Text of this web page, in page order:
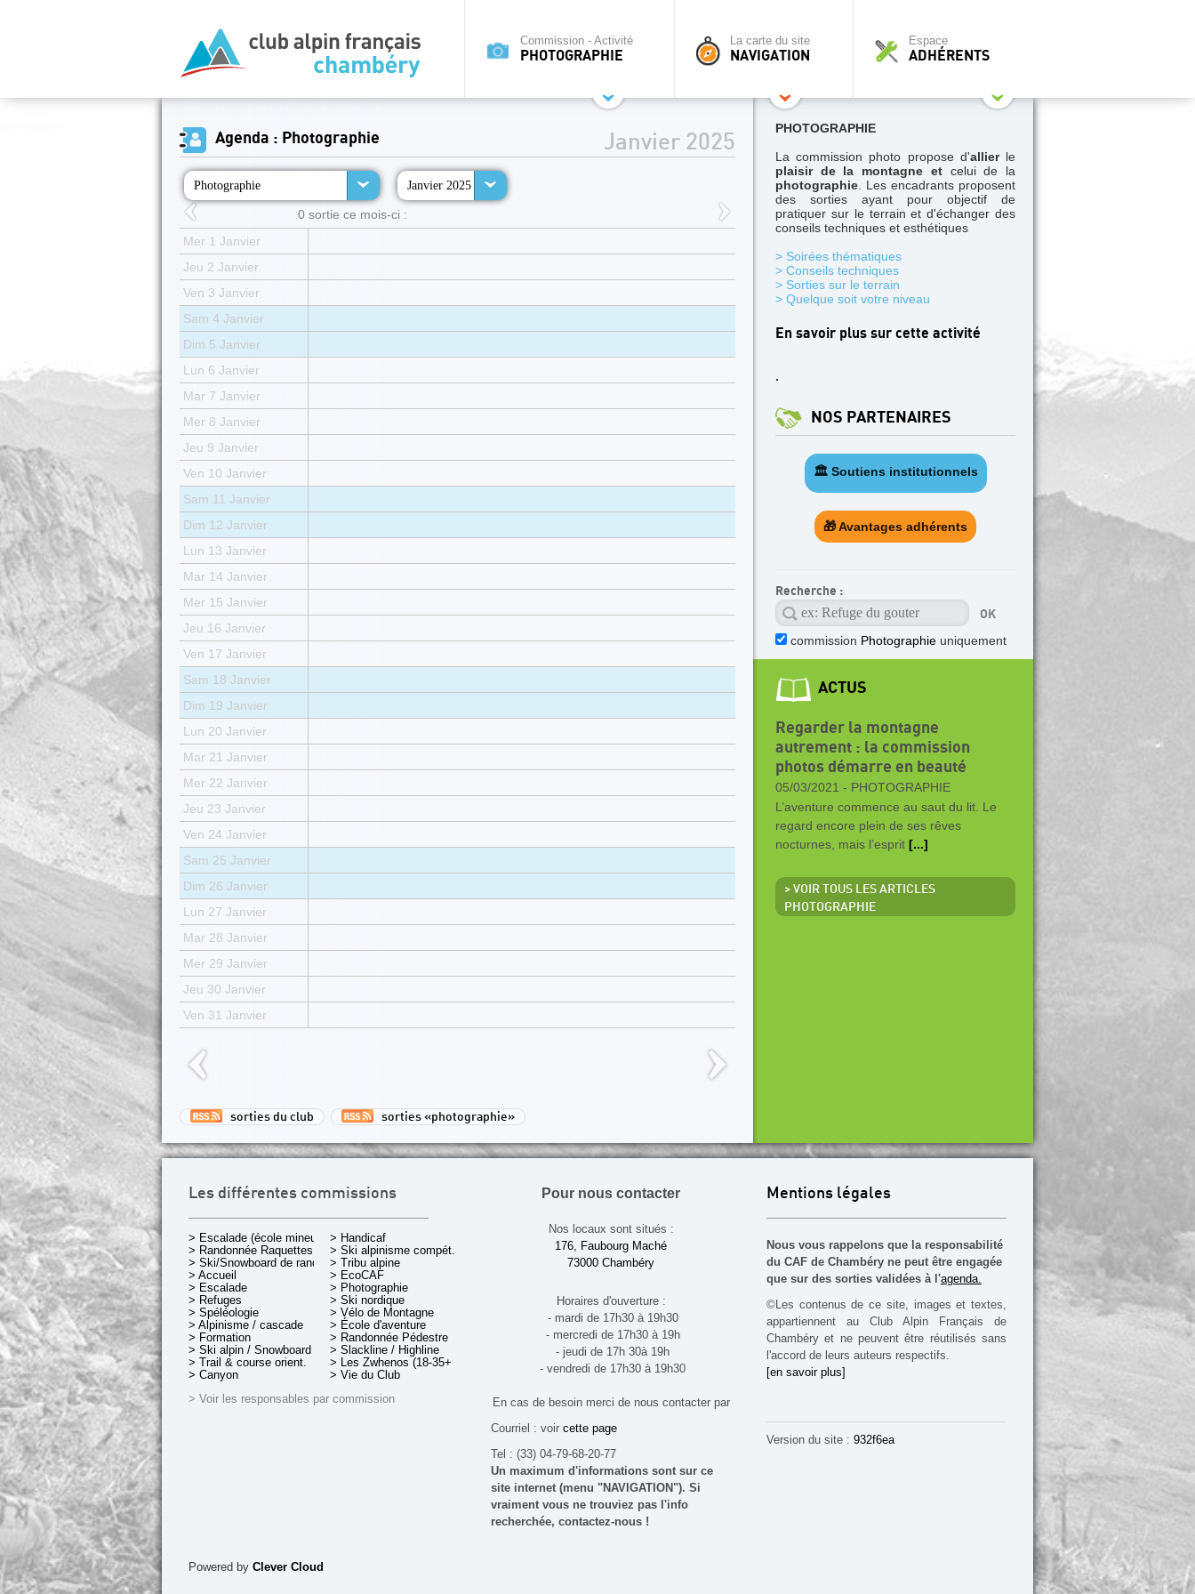
Commission - Activité
PHOTOGRAPHIE
La carte du site
NAVIGATION
Espace
ADHÉRENTS
Agenda : Photographie
Photographie Janvier 2025
Janvier 2025
0 sortie ce mois-ci :
Mer 1 Janvier
Jeu 2 Janvier
Ven 3 Janvier
Sam 4 Janvier
Dim 5 Janvier
Lun 6 Janvier
Mar 7 Janvier
Mer 8 Janvier
Jeu 9 Janvier
Ven 10 Janvier
Sam 11 Janvier
Dim 12 Janvier
Lun 13 Janvier
Mar 14 Janvier
Mer 15 Janvier
Jeu 16 Janvier
Ven 17 Janvier
Sam 18 Janvier
Dim 19 Janvier
Lun 20 Janvier
Mar 21 Janvier
Mer 22 Janvier
Jeu 23 Janvier
Ven 24 Janvier
Sam 25 Janvier
Dim 26 Janvier
Lun 27 Janvier
Mar 28 Janvier
Mer 29 Janvier
Jeu 30 Janvier
Ven 31 Janvier
sorties du club sorties «photographie»
PHOTOGRAPHIE
La commission photo propose d'allierle
plaisir de la montagne etcelui de la
photographie . Les encadrants proposent
des sorties ayant pour objectif de
pratiquer sur le terrain et d'échanger des
conseils techniques et esthétiques
> Soirées thématiques
> Conseils techniques
> Sorties sur le terrain
> Quelque soit votre niveau
En savoir plus sur cette activité
.
NOS PARTENAIRES
🏛️ Soutiens institutionnels
🎁 Avantages adhérents
Recherche :
commission Photographie uniquement
ACTUS
Regarder la montagne
autrement : la commission
photos démarre en beauté
05/03/2021 - PHOTOGRAPHIE
L’aventure commence au saut du lit. Le
regard encore plein de ses rêves
nocturnes, mais l’esprit [...]
> VOIR TOUS LES ARTICLES
PHOTOGRAPHIE
Les différentes commissions
> Escalade (école mineurs)
> Randonnée Raquettes
> Ski/Snowboard de rando.
> Accueil
> Escalade
> Refuges
> Spéléologie
> Alpinisme / cascade
> Formation
> Ski alpin / Snowboard
> Trail & course orient.
> Canyon
> Handicaf
> Ski alpinisme compét.
> Tribu alpine
> EcoCAF
> Photographie
> Ski nordique
> Vélo de Montagne
> École d'aventure
> Randonnée Pédestre
> Slackline / Highline
> Les Zwhenos (18-35+ ans)
> Vie du Club
> Voir les responsables par commission
Pour nous contacter
Nos locaux sont situés :
176, Faubourg Maché
73000 Chambéry
Horaires d'ouverture :
- mardi de 17h30 à 19h30
- mercredi de 17h30 à 19h
- jeudi de 17h 30à 19h
- vendredi de 17h30 à 19h30
En cas de besoin merci de nous contacter par
Courriel : voir cette page
Tel : (33) 04-79-68-20-77
Un maximum d'informations sont sur ce
site internet (menu "NAVIGATION"). Si
vraiment vous ne trouviez pas l'info
recherchée, contactez-nous !
Mentions légales
Nous vous rappelons que la responsabilité
du CAF de Chambéry ne peut être engagée
que sur des sorties validées à l'agenda.
©Les contenus de ce site, images et textes,
appartiennent au Club Alpin Français de
Chambéry et ne peuvent être réutilisés sans
l'accord de leurs auteurs respectifs.
[en savoir plus]
Version du site : 932f6ea
Powered by Clever Cloud